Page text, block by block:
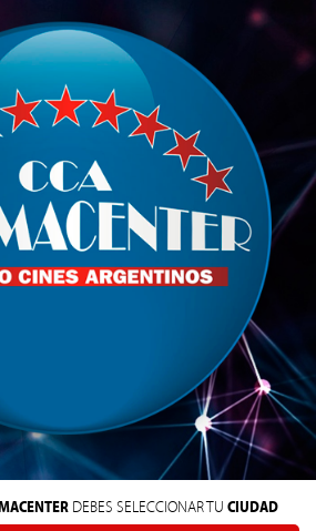
DEBES SELECCIONAR TU CIUDAD